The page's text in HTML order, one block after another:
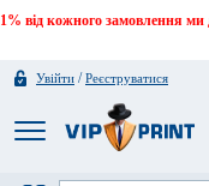
1% від кожного замовлення ми
Увійти /Реєструватися